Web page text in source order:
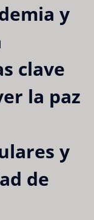
y
clave
la paz
y
de